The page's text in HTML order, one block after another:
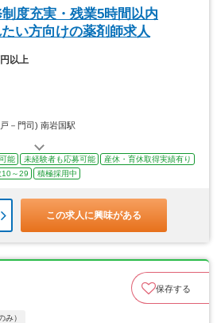
度充実・残業5時間以内
い方向けの薬剤師求人
以上
－門司) 南岩国駅
能 未経験者も応募可能
産休・育休取得実績有り
10～29 積極採用中
この求人に興味がある
保存する
み）